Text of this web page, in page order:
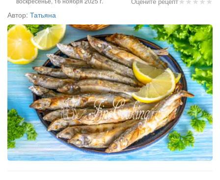
Автор: Татьяна